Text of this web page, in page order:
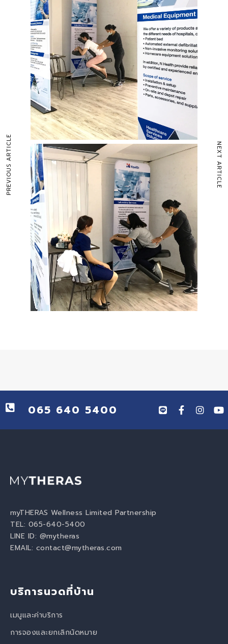
PREVIOUS ARTICLE NEXT ARTICLE
065 640 5400
myTHERAS Wellness Limited Partnership
TEL: 065-640-5400
LINE ID: @mytheras
EMAIL: contact@mytheras.com
บริการนวดที่บ้าน
เมนูและค่าบริการ
การจองและยกเลิกนัดหมาย